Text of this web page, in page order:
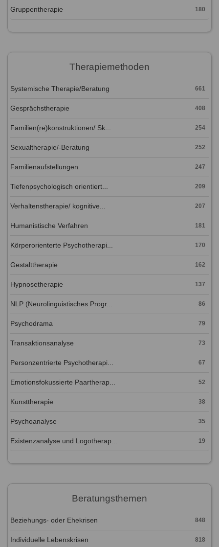
Gruppentherapie 180
Therapiemethoden
Systemische Therapie/Beratung 661
Gesprächstherapie 408
Familien(re)konstruktionen/ Sk... 254
Sexualtherapie/-Beratung 252
Familienaufstellungen 247
Tiefenpsychologisch orientiert... 209
Verhaltenstherapie/ kognitive... 207
Humanistische Verfahren 181
Körperorienterte Psychotherapi... 170
Gestalttherapie 162
Hypnosetherapie 137
NLP (Neurolinguistisches Progr... 86
Psychodrama 79
Transaktionsanalyse 73
Personzentrierte Psychotherapi... 67
Emotionsfokussierte Paartherap... 52
Kunsttherapie 38
Psychoanalyse 35
Existenzanalyse und Logotherap... 19
Beratungsthemen
Beziehungs- oder Ehekrisen 848
Individuelle Lebenskrisen 818